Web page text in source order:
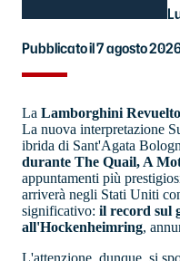
Pubblicato il 7 agosto
La Lamborghini
La nuova interpretazione
ibrida di Sant'Agata
durante The Quail, A
appuntamenti più
arriverà negli Stati Uniti
significativo: il record sul
all'Hockenheimring,
L'attenzione, dunque, si